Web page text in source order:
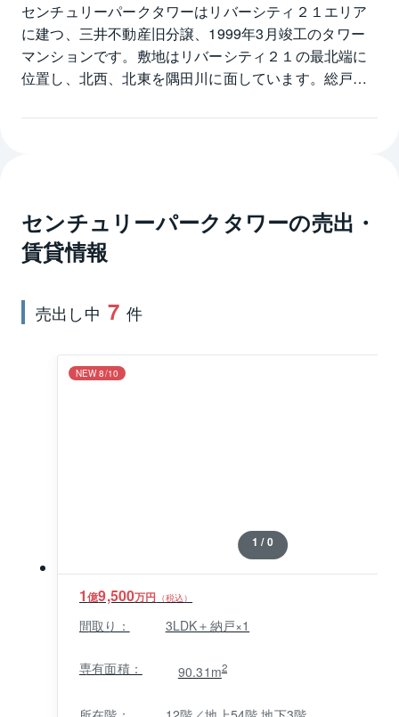
センチュリーパークタワーはリバーシティ２１エリア
に建つ、三井不動産旧分譲、1999年3月竣工のタワー
マンションです。敷地はリバーシティ２１の最北端に
位置し、北西、北東を隅田川に面しています。総戸数
のエリアのタワーマンションの中では最も規模が大き
ラッグストア、フィットネスジム、医療機関、飲食店
などは敷地内に、スーパー2ヶ所、ドラッグストア、公
立小学校、公立中学校、児童館などは徒歩3分圏内な
す。センチュリーパークタワーの管理形態は全部委託
で管理人常駐体制です。寄り駅は東京メトロ有楽町線
センチュリーパークタワーの売出・
賃貸情報
売出し中 7 件
1 / 0
NEW 8/10
1億9,500万円 （税込）
間取り： 3LDK＋納戸×1
専有面積： 90.31m2